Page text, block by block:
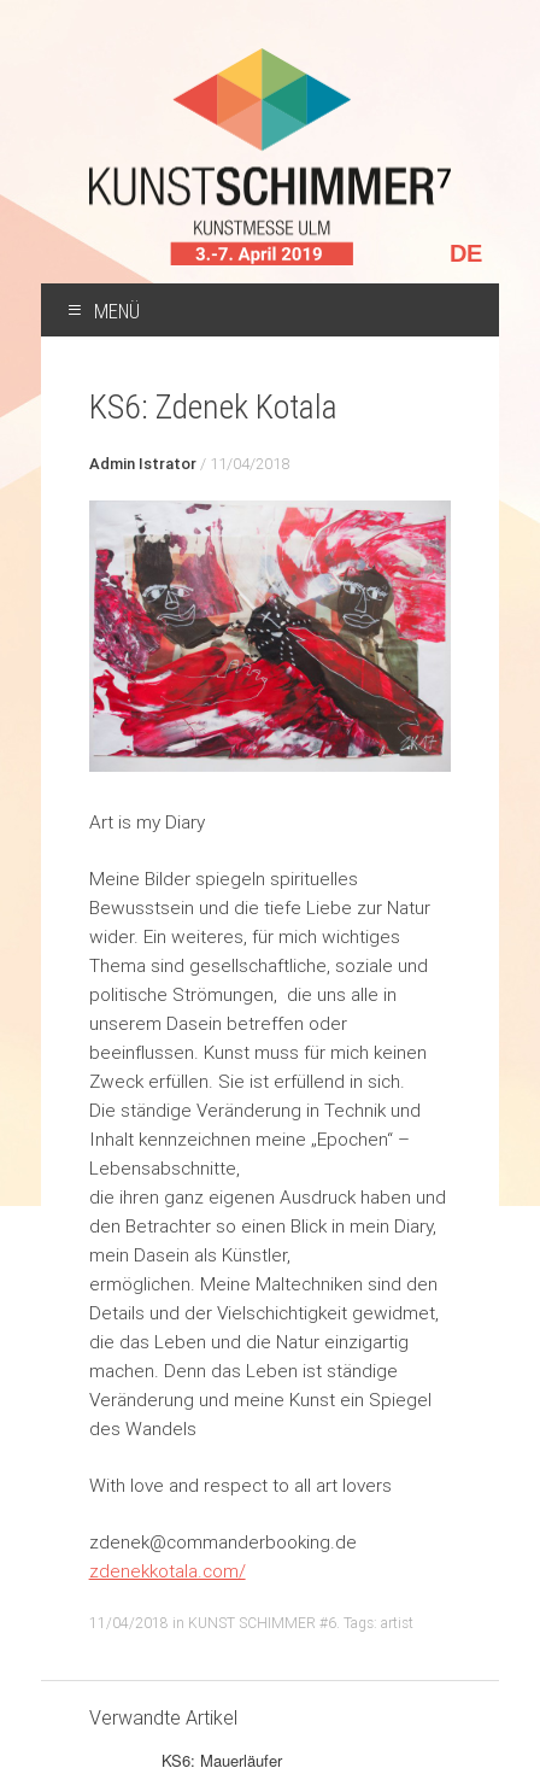
Sprache
auswählen
MENÜ
SPRINGEN
KS6: Zdenek Kotala
Admin Istrator/ 11/04/2018
Art is my Diary
Meine Bilder spiegeln spirituelles
Bewusstsein und die tiefe Liebe zur Natur
wider. Ein weiteres, für mich wichtiges
Thema sind gesellschaftliche, soziale und
politische Strömungen, die uns alle in
unserem Dasein betreffen oder
beeinflussen. Kunst muss für mich keinen
Zweck erfüllen. Sie ist erfüllend in sich.
Die ständige Veränderung in Technik und
Inhalt kennzeichnen meine „Epochen“ –
Lebensabschnitte,
die ihren ganz eigenen Ausdruck haben und
den Betrachter so einen Blick in mein Diary,
mein Dasein als Künstler,
ermöglichen. Meine Maltechniken sind den
Details und der Vielschichtigkeit gewidmet,
die das Leben und die Natur einzigartig
machen. Denn das Leben ist ständige
Veränderung und meine Kunst ein Spiegel
des Wandels
With love and respect to all art lovers
zdenek@commanderbooking.de
zdenekkotala.com/
11/04/2018 in KUNST SCHIMMER #6. Tags: artist
Verwandte Artikel
KS6: Mauerläufer